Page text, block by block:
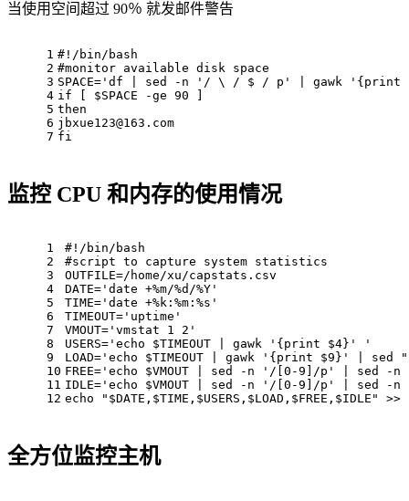
当使用空间超过 90％ 就发邮件警告
1
2
3
4
5
6
7
#!/bin/bash
#monitor available disk space
SPACE= 'df | sed -n ' / \ / $ / p ' | gawk ' { print
if [ $SPACE -ge 90 ]
then
jbxue123@163.com
fi
监控 CPU 和内存的使用情况
1
2
3
4
5
6
7
8
9
10
11
12
#!/bin/bash
#script to capture system statistics
OUTFILE=/home/xu/capstats.csv
DATE= 'date +%m/%d/%Y'
TIME= 'date +%k:%m:%s'
TIMEOUT= 'uptime'
VMOUT= 'vmstat 1 2'
USERS= 'echo $TIMEOUT | gawk ' { print $4} ' '
LOAD= 'echo $TIMEOUT | gawk ' { print $9 } ' | sed
FREE=' echo $VMOUT | sed -n '/[0-9]/p' | sed -n
IDLE=' echo $VMOUT | sed -n '/[0-9]/p' | sed -n
echo "$DATE,$TIME,$USERS,$LOAD,$FREE,$IDLE" >>
全方位监控主机